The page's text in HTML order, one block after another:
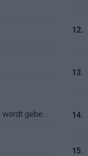
12.
13.
14.
15.